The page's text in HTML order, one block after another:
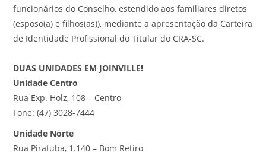
funcionários do Conselho, estendido aos familiares diretos
(esposo(a) e filhos(as)), mediante a apresentação da Carteira
de Identidade Profissional do Titular do CRA-SC.
DUAS UNIDADES EM JOINVILLE!
Unidade Centro
Rua Exp. Holz, 108 – Centro
Fone: (47) 3028-7444
Unidade Norte
Rua Piratuba, 1.140 – Bom Retiro